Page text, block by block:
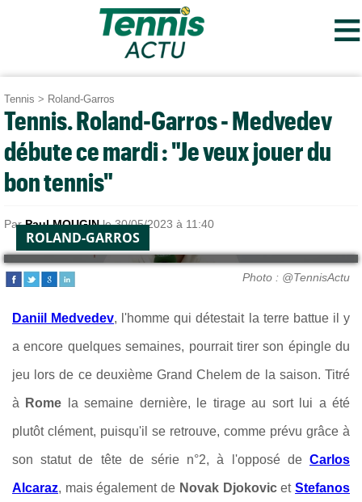
≡
Tennis > Roland-Garros
Tennis. Roland-Garros - Medvedev
débute ce mardi : "Je veux jouer du
bon tennis"
ParPaul MOUGINle 30/05/2023 à 11:40
ROLAND-GARROS
Photo : @TennisActu
Daniil Medvedev, l'homme qui détestait la terre battue il y
a encore quelques semaines, pourrait tirer son épingle du
jeu lors de ce deuxième Grand Chelem de la saison. Titré
à Rome la semaine dernière, le tirage au sort lui a été
plutôt clément, puisqu'il se retrouve, comme prévu grâce à
son statut de tête de série n°2, à l'opposé de Carlos
Alcaraz, mais également de Novak DjokovicetStefanos